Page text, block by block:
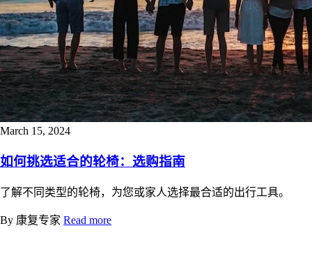
March 15, 2024
如何挑选适合的轮椅：选购指南
了解不同类型的轮椅，为您或家人选择最合适的出行工具。
By 康复专家 Read more